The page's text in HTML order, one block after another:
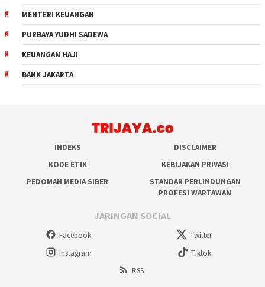
MENTERI KEUANGAN
PURBAYA YUDHI SADEWA
KEUANGAN HAJI
BANK JAKARTA
INDEKS
DISCLAIMER
KODE ETIK
KEBIJAKAN PRIVASI
PEDOMAN MEDIA SIBER
STANDAR PERLINDUNGAN
PROFESI WARTAWAN
JARINGAN SOCIAL
Facebook
Twitter
Instagram
Tiktok
RSS